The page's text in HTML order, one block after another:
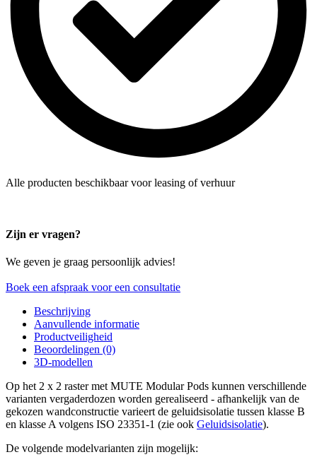
Alle producten beschikbaar voor leasing of verhuur
Zijn er vragen?
We geven je graag persoonlijk advies!
Boek een afspraak voor een consultatie
Beschrijving
Aanvullende informatie
Productveiligheid
Beoordelingen (0)
3D-modellen
Op het 2 x 2 raster met MUTE Modular Pods kunnen verschillende
varianten vergaderdozen worden gerealiseerd - afhankelijk van de
gekozen wandconstructie varieert de geluidsisolatie tussen klasse B
en klasse A volgens ISO 23351-1 (zie ook Geluidsisolatie).
De volgende modelvarianten zijn mogelijk: